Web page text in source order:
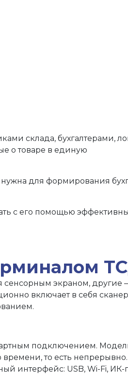
склада, бухгалтерами,
о товаре в единую
для формирования
с его помощью
экраном, другие
включает в себя сканер
подключением.
то есть
интерфейс: USB, Wi-Fi, ИК-